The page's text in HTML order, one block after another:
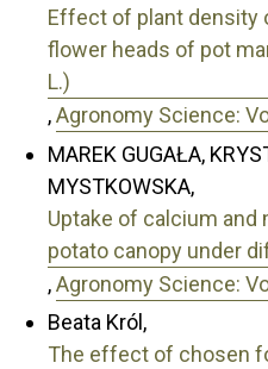
Effect of plant density
flower heads of pot
L.)
,Agronomy Science:
MAREK GUGAŁA,
MYSTKOWSKA,
Uptake of calcium and
potato canopy under
,Agronomy Science:
Beata Król,
The effect of chosen